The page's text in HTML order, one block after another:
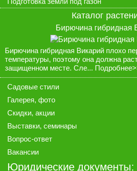
Каталог
Бирючина гибридная
Бирючина гибридная Викарий плохо
температуры, поэтому она должна
защищенном месте. Сле...
Садовые стили
Галерея, фото
Скидки, акции
Выставки, семинары
Вопрос-ответ
Вакансии
Юридические документы: